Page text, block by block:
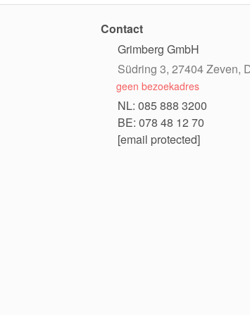
Contact
Grimberg GmbH
Südring 3, 27404 Zeven,
geen bezoekadres
NL: 085 888 3200
BE: 078 48 12 70
[email protected]